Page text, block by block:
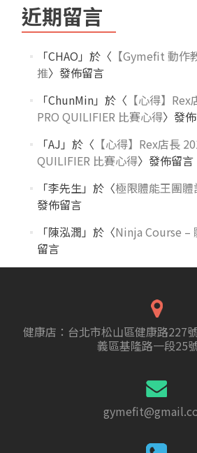
近期留言
「CHAO 」於〈 【Gymefit 動作
推〉發佈留言
「ChunMin」於〈 【心得】
PRO QUILIFIER 比賽心得〉發
「AJ 」於〈 【心得】Rex店長
QUILIFIER 比賽心得〉發佈留言
「李先生」於〈極限體能王團
發佈留言
「陳泓潤 」於〈Ninja Course –
留言
健康店：台北市松山區健康路227
義區基隆路一段25